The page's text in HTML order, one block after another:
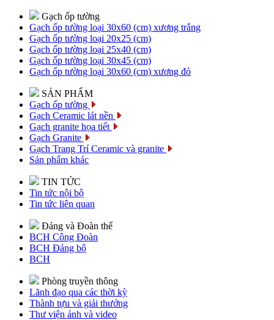
Gạch ốp tường
Gạch ốp tường loại 30x60 (cm) xương trắng
Gạch ốp tường loại 20x25 (cm)
Gạch ốp tường loại 25x40 (cm)
Gạch ốp tường loại 30x45 (cm)
Gạch ốp tường loại 30x60 (cm) xương đỏ
SẢN PHẨM
Gạch ốp tường
Gạch Ceramic lát nền
Gạch granite họa tiết
Gạch Granite
Gạch Trang Trí Ceramic và granite
Sản phẩm khác
TIN TỨC
Tin tức nội bộ
Tin tức liên quan
Đảng và Đoàn thể
BCH Công Đoàn
BCH Đảng bộ
BCH
Phòng truyền thông
Lãnh đạo qua các thời kỳ
Thành tựu và giải thưởng
Thư viện ảnh và video